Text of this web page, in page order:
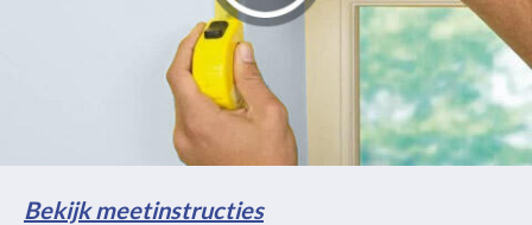
Bekijk meetinstructies